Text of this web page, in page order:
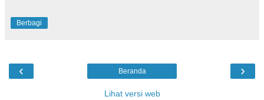
Berbagi
‹ ›
Beranda
Lihat versi web